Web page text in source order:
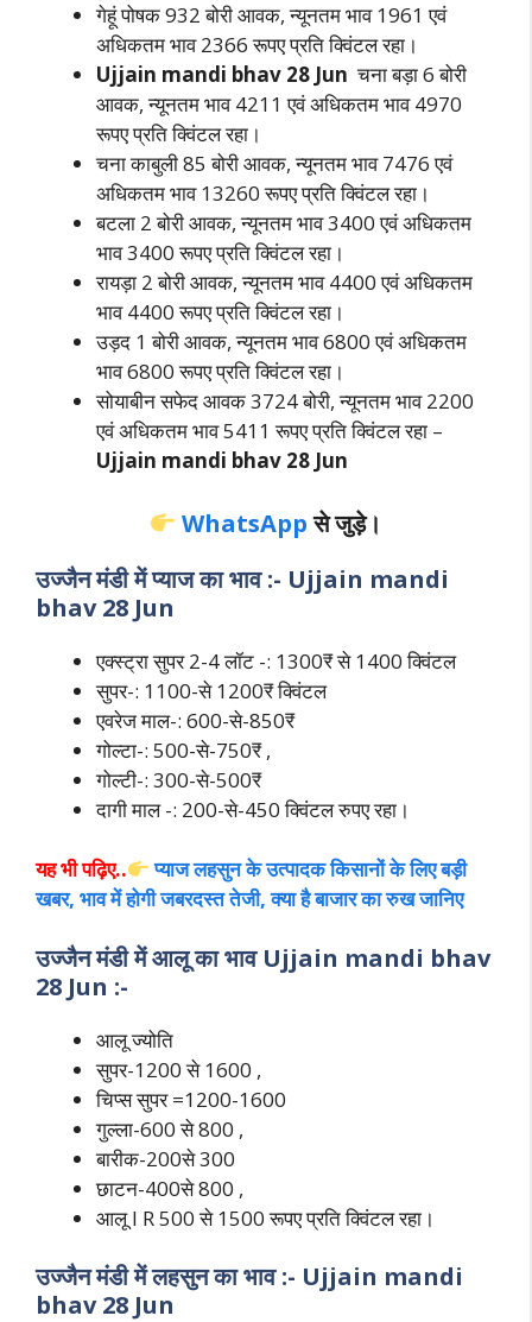
गेहूं पोषक 932 बोरी आवक, न्यूनतम भाव 1961 एवं
अधिकतम भाव 2366 रूपए प्रति क्विंटल रहा।
Ujjain mandi bhav 28 Jun चना बड़ा 6 बोरी
आवक, न्यूनतम भाव 4211 एवं अधिकतम भाव 4970
रूपए प्रति क्विंटल रहा।
चना काबुली 85 बोरी आवक, न्यूनतम भाव 7476 एवं
अधिकतम भाव 13260 रूपए प्रति क्विंटल रहा।
बटला 2 बोरी आवक, न्यूनतम भाव 3400 एवं अधिकतम
भाव 3400 रूपए प्रति क्विंटल रहा।
रायड़ा 2 बोरी आवक, न्यूनतम भाव 4400 एवं अधिकतम
भाव 4400 रूपए प्रति क्विंटल रहा।
उड़द 1 बोरी आवक, न्यूनतम भाव 6800 एवं अधिकतम
भाव 6800 रूपए प्रति क्विंटल रहा।
सोयाबीन सफेद आवक 3724 बोरी, न्यूनतम भाव 2200
एवं अधिकतम भाव 5411 रूपए प्रति क्विंटल रहा –
Ujjain mandi bhav 28 Jun
WhatsAppसे जुड़े।
उज्जैन मंडी में प्याज का भाव :- Ujjain mandi
bhav 28 Jun
एक्स्ट्रा सुपर 2-4 लॉट -: 1300₹ से 1400 क्विंटल
सुपर-: 1100-से 1200₹ क्विंटल
एवरेज माल-: 600-से-850₹
गोल्टा-: 500-से-750₹ ,
गोल्टी-: 300-से-500₹
दागी माल -: 200-से-450 क्विंटल रुपए रहा।
यह भी पढ़िए..
प्याज लहसुन के उत्पादक किसानों के लिए बड़ी
खबर, भाव में होगी जबरदस्त तेजी, क्या है बाजार का रुख जानिए
उज्जैन मंडी में आलू का भाव Ujjain mandi bhav
28 Jun :-
आलू ज्योति
सुपर-1200 से 1600 ,
चिप्स सुपर =1200-1600
गुल्ला-600 से 800 ,
बारीक-200से 300
छाटन-400से 800 ,
आलू l R 500 से 1500 रूपए प्रति क्विंटल रहा।
उज्जैन मंडी में लहसुन का भाव :- Ujjain mandi
bhav 28 Jun